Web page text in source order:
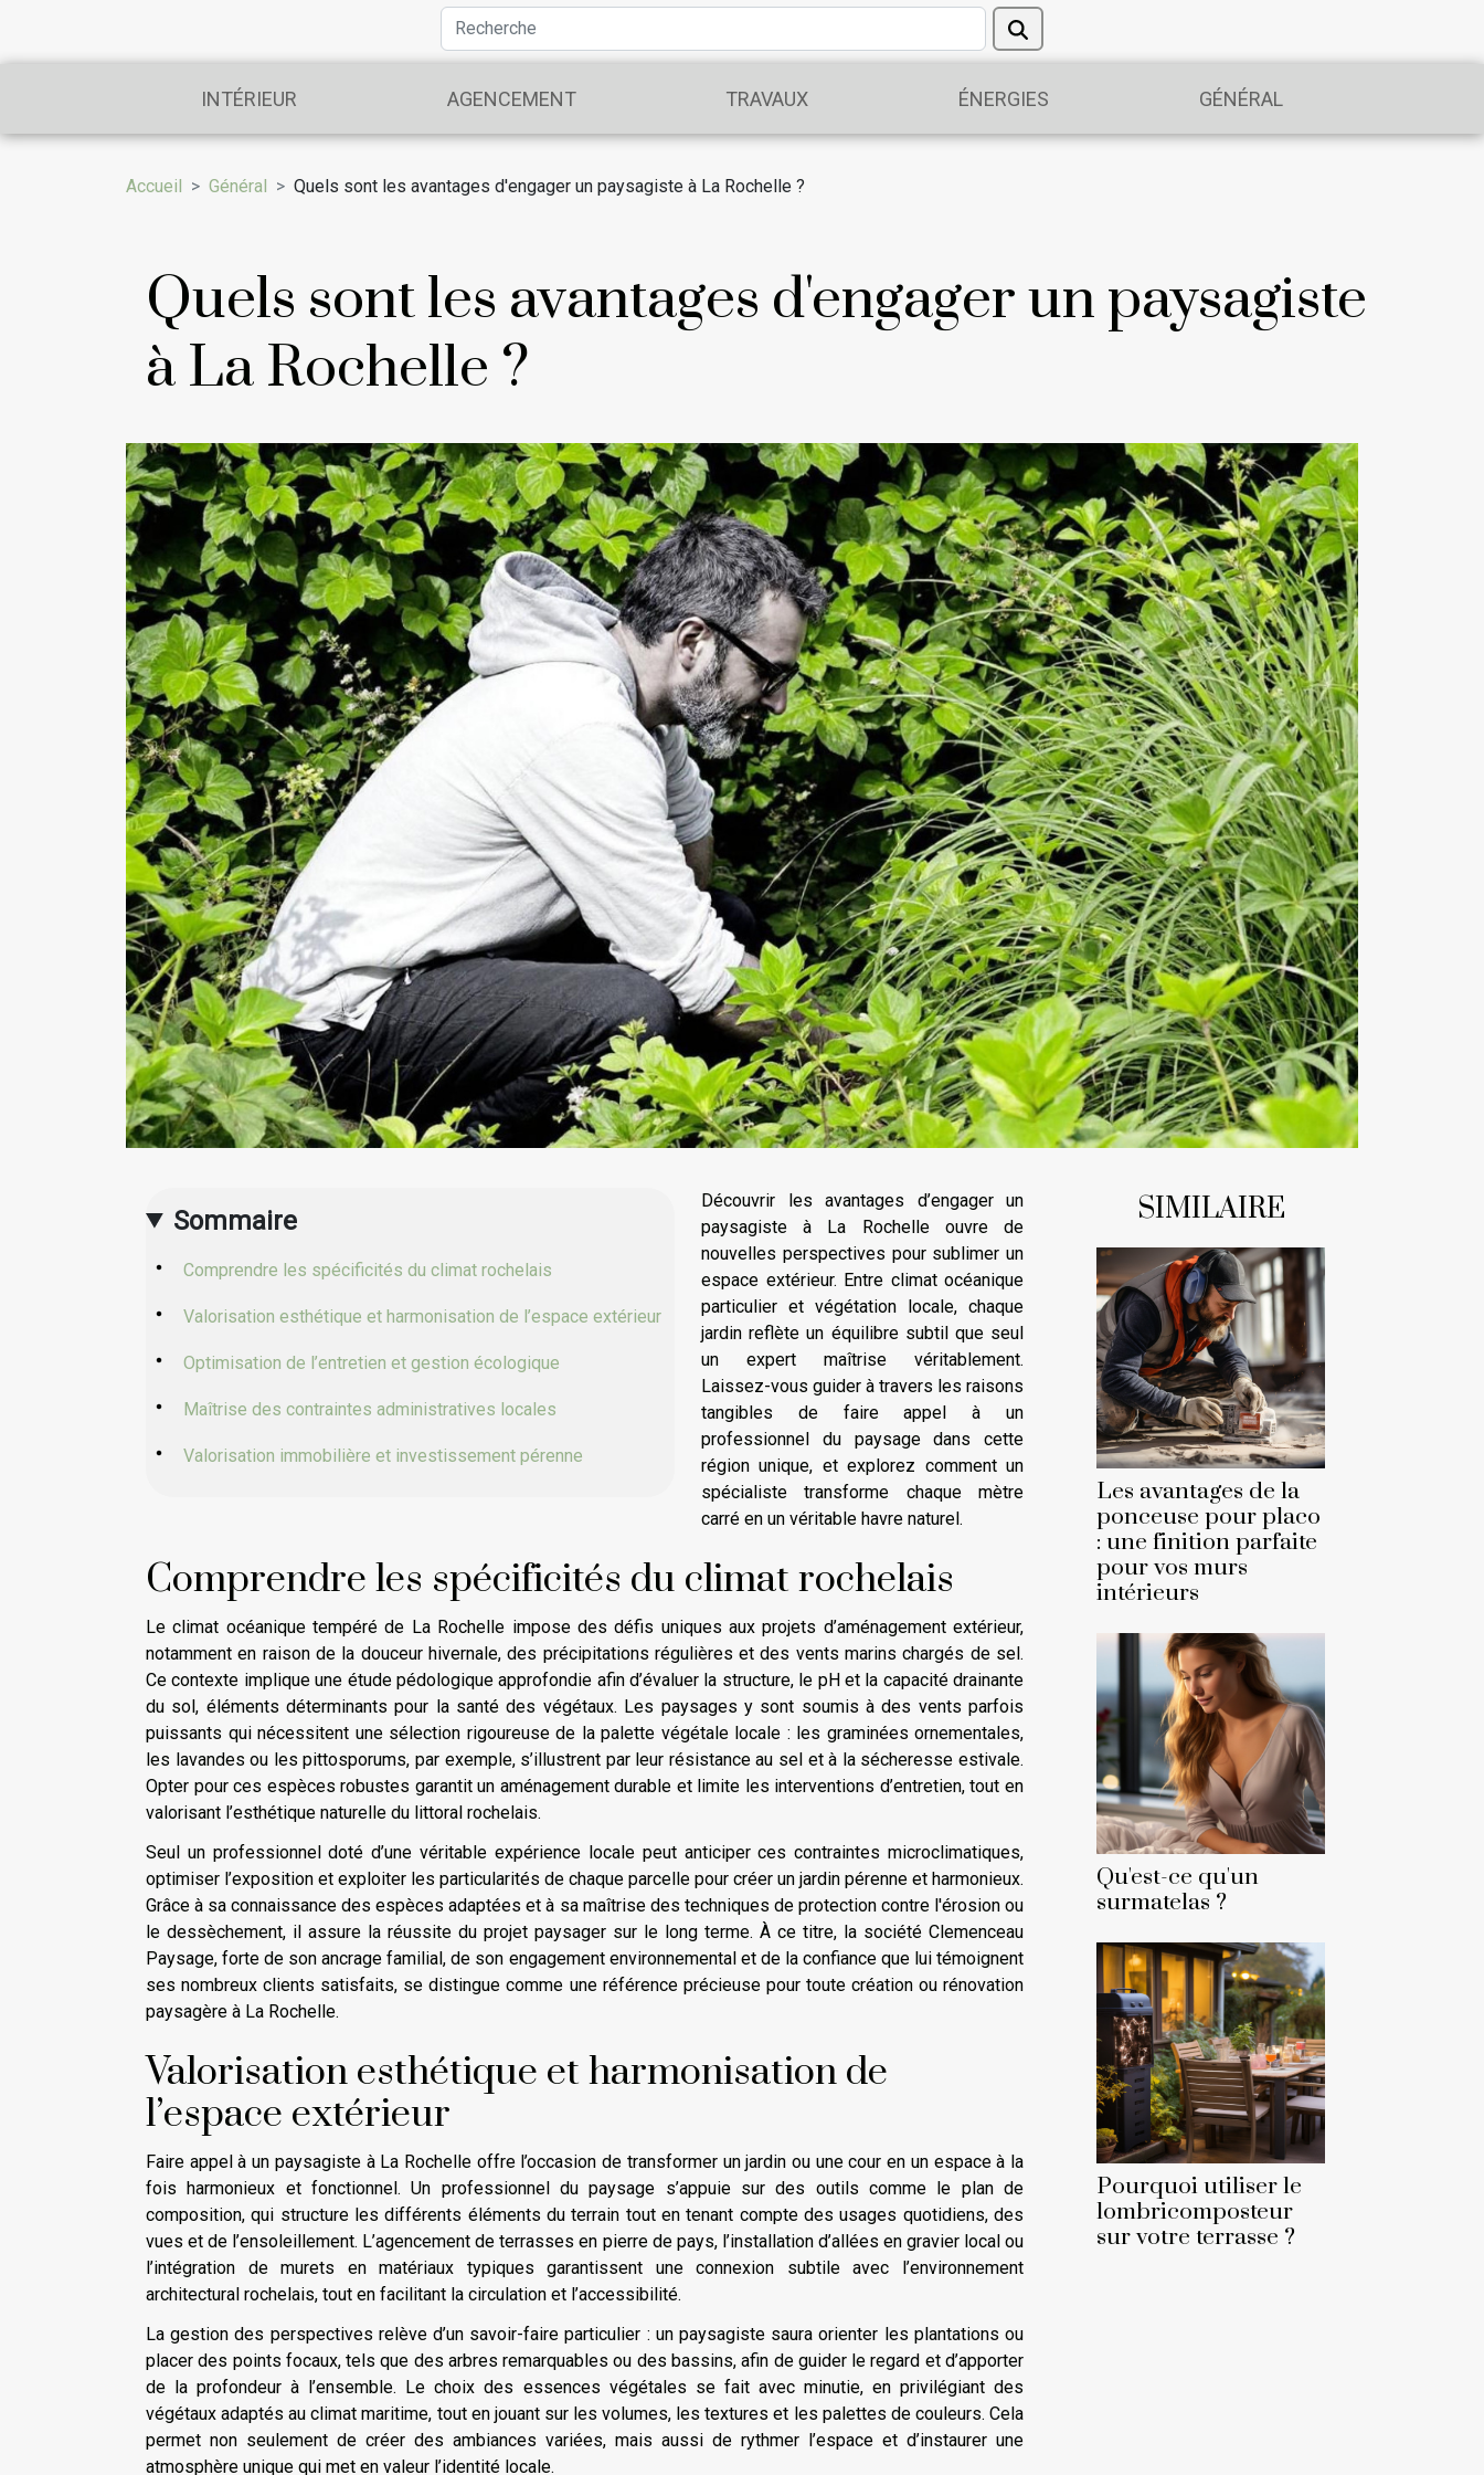
INTÉRIEUR AGENCEMENT TRAVAUX ÉNERGIES GÉNÉRAL
Accueil Général Quels sont les avantages d'engager un paysagiste à La Rochelle ?
Quels sont les avantages d'engager un paysagiste
à La Rochelle ?
Sommaire
Comprendre les spécificités du climat rochelais
Valorisation esthétique et harmonisation de l’espace extérieur
Optimisation de l’entretien et gestion écologique
Maîtrise des contraintes administratives locales
Valorisation immobilière et investissement pérenne
Découvrir les avantages d’engager un
paysagiste à La Rochelle ouvre de
nouvelles perspectives pour sublimer un
espace extérieur. Entre climat océanique
particulier et végétation locale, chaque
jardin reflète un équilibre subtil que seul
un expert maîtrise véritablement.
Laissez-vous guider à travers les raisons
tangibles de faire appel à un
professionnel du paysage dans cette
région unique, et explorez comment un
spécialiste transforme chaque mètre
carré en un véritable havre naturel.
Comprendre les spécificités du climat rochelais
Le climat océanique tempéré de La Rochelle impose des défis uniques aux projets d’aménagement extérieur,
notamment en raison de la douceur hivernale, des précipitations régulières et des vents marins chargés de sel.
Ce contexte implique une étude pédologique approfondie afin d’évaluer la structure, le pH et la capacité drainante
du sol, éléments déterminants pour la santé des végétaux. Les paysages y sont soumis à des vents parfois
puissants qui nécessitent une sélection rigoureuse de la palette végétale locale : les graminées ornementales,
les lavandes ou les pittosporums, par exemple, s’illustrent par leur résistance au sel et à la sécheresse estivale.
Opter pour ces espèces robustes garantit un aménagement durable et limite les interventions d’entretien, tout en
valorisant l’esthétique naturelle du littoral rochelais.
Seul un professionnel doté d’une véritable expérience locale peut anticiper ces contraintes microclimatiques,
optimiser l’exposition et exploiter les particularités de chaque parcelle pour créer un jardin pérenne et harmonieux.
Grâce à sa connaissance des espèces adaptées et à sa maîtrise des techniques de protection contre l'érosion ou
le dessèchement, il assure la réussite du projet paysager sur le long terme. À ce titre, la société Clemenceau
Paysage, forte de son ancrage familial, de son engagement environnemental et de la confiance que lui témoignent
ses nombreux clients satisfaits, se distingue comme une référence précieuse pour toute création ou rénovation
paysagère à La Rochelle.
Valorisation esthétique et harmonisation de
l’espace extérieur
Faire appel à un paysagiste à La Rochelle offre l’occasion de transformer un jardin ou une cour en un espace à la
fois harmonieux et fonctionnel. Un professionnel du paysage s’appuie sur des outils comme le plan de
composition, qui structure les différents éléments du terrain tout en tenant compte des usages quotidiens, des
vues et de l’ensoleillement. L’agencement de terrasses en pierre de pays, l’installation d’allées en gravier local ou
l’intégration de murets en matériaux typiques garantissent une connexion subtile avec l’environnement
architectural rochelais, tout en facilitant la circulation et l’accessibilité.
La gestion des perspectives relève d’un savoir-faire particulier : un paysagiste saura orienter les plantations ou
placer des points focaux, tels que des arbres remarquables ou des bassins, afin de guider le regard et d’apporter
de la profondeur à l’ensemble. Le choix des essences végétales se fait avec minutie, en privilégiant des
végétaux adaptés au climat maritime, tout en jouant sur les volumes, les textures et les palettes de couleurs. Cela
permet non seulement de créer des ambiances variées, mais aussi de rythmer l’espace et d’instaurer une
atmosphère unique qui met en valeur l’identité locale.
SIMILAIRE
Les avantages de la
ponceuse pour placo
: une finition parfaite
pour vos murs
intérieurs
Qu'est-ce qu'un
surmatelas ?
Pourquoi utiliser le
lombricomposteur
sur votre terrasse ?